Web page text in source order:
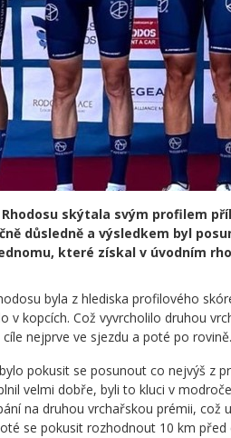
skýtala svým profilem
důsledně a výsledkem byl
které získal v úvodním
byla z hlediska profilového
v kopcích. Což vyvrcholilo druhou
nejprve ve sjezdu a poté po rovině.
pokusit se posunout co nejvýš z
velmi dobře, byli to kluci v
na druhou vrchařskou prémii, což
se pokusit rozhodnout 10 km